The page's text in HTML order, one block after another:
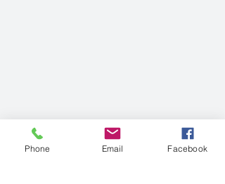
Phone Email Facebook